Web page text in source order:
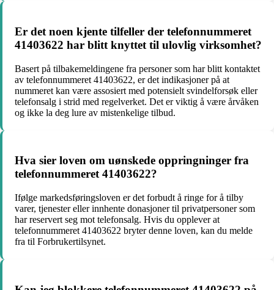
Er det noen kjente tilfeller der telefonnummeret
41403622 har blitt knyttet til ulovlig virksomhet?
Basert på tilbakemeldingene fra personer som har blitt kontaktet
av telefonnummeret 41403622, er det indikasjoner på at
nummeret kan være assosiert med potensielt svindelforsøk eller
telefonsalg i strid med regelverket. Det er viktig å være årvåken
og ikke la deg lure av mistenkelige tilbud.
Hva sier loven om uønskede oppringninger fra
telefonnummeret 41403622?
Ifølge markedsføringsloven er det forbudt å ringe for å tilby
varer, tjenester eller innhente donasjoner til privatpersoner som
har reservert seg mot telefonsalg. Hvis du opplever at
telefonnummeret 41403622 bryter denne loven, kan du melde
fra til Forbrukertilsynet.